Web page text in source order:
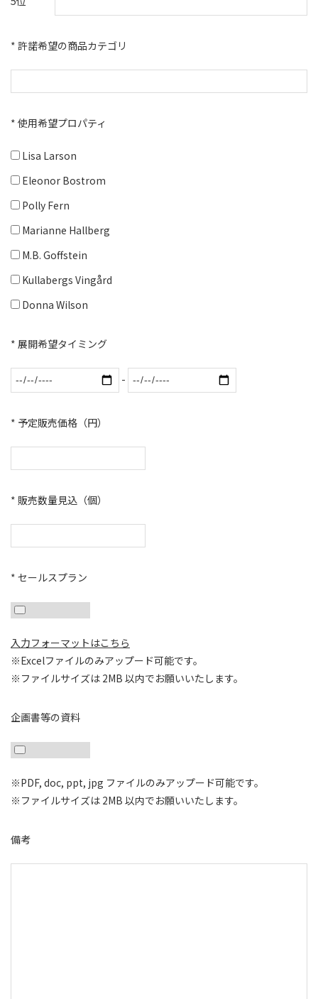
* 許諾希望の商品カテゴリ
* 使用希望プロパティ
Lisa Larson
Eleonor Bostrom
Polly Fern
Marianne Hallberg
M.B. Goffstein
Kullabergs Vingård
Donna Wilson
* 展開希望タイミング
-
* 予定販売価格（円）
* 販売数量見込（個）
* セールスプラン
入力フォーマットはこちら
※Excelファイルのみアップード可能です。
※ファイルサイズは 2MB 以内でお願いいたします。
企画書等の資料
※PDF, doc, ppt, jpg ファイルのみアップード可能です。
※ファイルサイズは 2MB 以内でお願いいたします。
備考